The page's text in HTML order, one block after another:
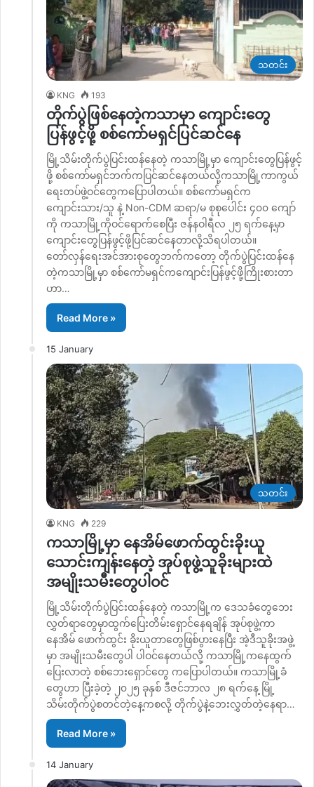
သတင်း
KNG 193
တိုက်ပွဲဖြစ်နေတဲ့ကသာမှာ ကျောင်းတွေ
ပြန်ဖွင့်ဖို့ စစ်ကော်မရှင်ပြင်ဆင်နေ
မြို့သိမ်းတိုက်ပွဲပြင်းထန်နေတဲ့ ကသာမြို့မှာ ကျောင်းတွေပြန်ဖွင့်
ဖို့ စစ်ကော်မရှင်ဘက်ကပြင်ဆင်နေတယ်လို့ကသာမြို့ကာကွယ်
ရေးတပ်ဖွဲ့ဝင်တွေကပြောပါတယ်။ စစ်ကော်မရှင်က
ကျောင်းသား/သူ နဲ့ Non-CDM ဆရာ/မ စုစုပေါင်း ၄၀၀ ကျော်
ကို ကသာမြို့ကိုဝင်ရောက်စေပြီး ဇန်နဝါရီလ ၂၅ ရက်နေ့မှာ
ကျောင်းတွေပြန်ဖွင့်ဖို့ပြင်ဆင်နေတာလို့သိရပါတယ်။
တော်လှန်ရေးအင်အားစုတွေဘက်ကတော့ တိုက်ပွဲပြင်းထန်နေ
တဲ့ကသာမြို့မှာ စစ်ကော်မရှင်ကကျောင်းပြန်ဖွင့်ဖို့ကြိုးစားတာ
ဟာ…
Read More »
15 January
သတင်း
KNG 229
ကသာမြို့မှာ နေအိမ်ဖောက်ထွင်းခိုးယူ
သောင်းကျန်းနေတဲ့ အုပ်စုဖွဲ့သူခိုးများထဲ
အမျိုးသမီးတွေပါဝင်
မြို့သိမ်းတိုက်ပွဲပြင်းထန်နေတဲ့ ကသာမြို့က ဒေသခံတွေဘေး
လွှတ်ရာတွေမှာထွက်ပြေးတိမ်းရှောင်နေရချိန် အုပ်စုဖွဲ့ကာ
နေအိမ် ဖောက်ထွင်း ခိုးယူတာတွေဖြစ်ပွားနေပြီး အဲ့ဒီသူခိုးအဖွဲ့
မှာ အမျိုးသမီးတွေပါ ပါဝင်နေတယ်လို့ ကသာမြို့ကနေထွက်
ပြေးလာတဲ့ စစ်ဘေးရှောင်တွေ ကပြောပါတယ်။ ကသာမြို့ခံ
တွေဟာ ပြီးခဲ့တဲ့ ၂၀၂၅ ခုနှစ် ဒီဇင်ဘာလ ၂၈ ရက်နေ့ မြို့
သိမ်းတိုက်ပွဲစတင်တဲ့နေ့ကစလို့ တိုက်ပွဲနဲ့ဘေးလွှတ်တဲ့နေရာ…
Read More »
14 January